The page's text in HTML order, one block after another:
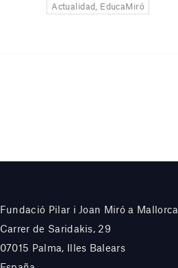
Actualidad, EducaMiró
Fundació Pilar i Joan Miró a Mallorca
Carrer de Saridakis, 29
07015 Palma, Illes Balears